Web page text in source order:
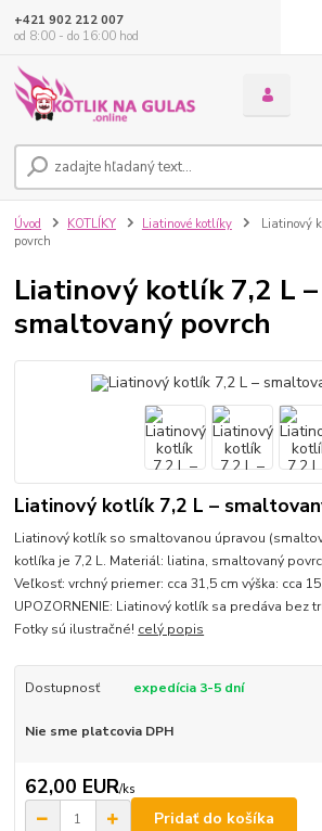
+421 902 212 007
od 8:00 - do 16:00 hod
Úvod KOTLÍKY Liatinové kotlíky
Liatinový
povrch
Liatinový kotlík 7,2 L –
smaltovaný povrch
Liatinový kotlík 7,2 L –
Liatinový kotlík so smaltovanou úpravou
kotlíka je 7,2 L. Materiál: liatina, smaltovaný
Veľkosť: vrchný priemer: cca 31,5 cm výška: cca
UPOZORNENIE: Liatinový kotlík sa predáva bez
Fotky sú ilustračné! celý popis
Dostupnosť expedícia 3-5 dní
Nie sme platcovia DPH
62,00 EUR/ks
Pridať do košíka